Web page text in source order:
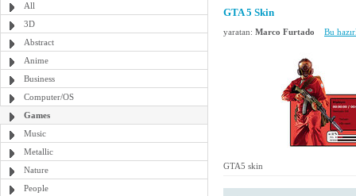
All
3D
Abstract
Anime
Business
Computer/OS
Games
Music
Metallic
Nature
People
GTA 5 Skin
yaratan: Marco Furtado Bu
GTA5 skin